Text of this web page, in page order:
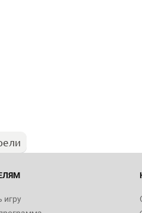
игру